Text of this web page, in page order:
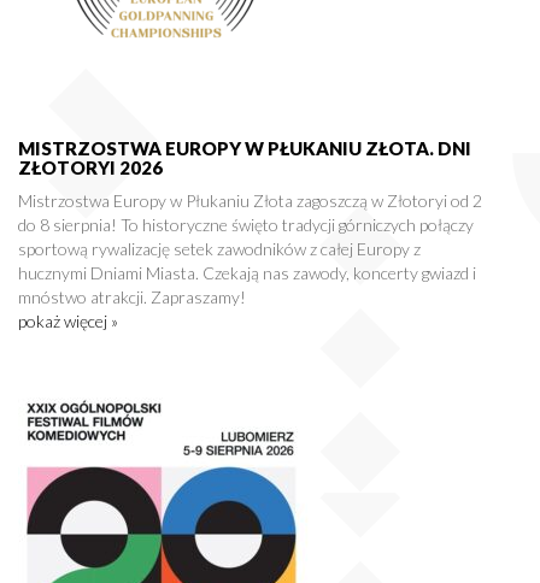
MISTRZOSTWA EUROPY W PŁUKANIU ZŁOTA. DNI
ZŁOTORYI 2026
Mistrzostwa Europy w Płukaniu Złota zagoszczą w Złotoryi od 2
do 8 sierpnia! To historyczne święto tradycji górniczych połączy
sportową rywalizację setek zawodników z całej Europy z
hucznymi Dniami Miasta. Czekają nas zawody, koncerty gwiazd i
mnóstwo atrakcji. Zapraszamy!
pokaż więcej »